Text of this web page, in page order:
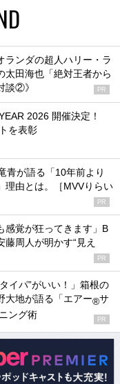
ランダの超人ハリー・ラ
太田海也「絶対王者から
談②》
PR
2026 開催決定！
を表彰
青が語る「10年前より
理由とは。［MVVりらい
PR
感覚が狂ってきます」B
藤周人が明かす“見え
PR
イパ”がいい！」箱根の
大地が語る「エアー®サ
ング術 PR